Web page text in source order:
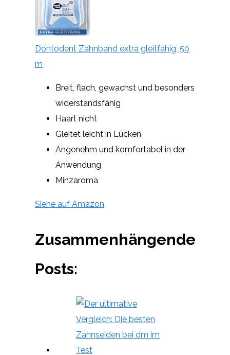
Dontodent Zahnband extra gleitfähig, 50
m
Breit, flach, gewachst und besonders
widerstandsfähig
Haart nicht
Gleitet leicht in Lücken
Angenehm und komfortabel in der
Anwendung
Minzaroma
Siehe auf Amazon
Zusammenhängende
Posts: